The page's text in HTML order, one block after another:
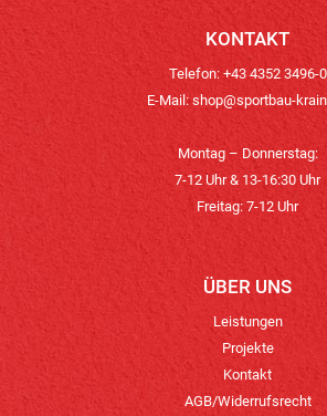
KONTAKT
Telefon: +43 4352 3496-0
E-Mail:shop@sportbau-
Montag – Donnerstag:
7-12 Uhr & 13-16:30 Uhr
Freitag: 7-12 Uhr
ÜBER UNS
Leistungen
Projekte
Kontakt
AGB/Widerrufsrecht